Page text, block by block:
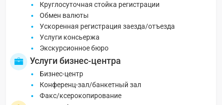
Круглосуточная стойка регистрации
Обмен валюты
Ускоренная регистрация заезда/отъезда
Услуги консьержа
Экскурсионное бюро
Услуги бизнес-центра
Бизнес-центр
Конференц-зал/банкетный зал
Факс/ксерокопирование